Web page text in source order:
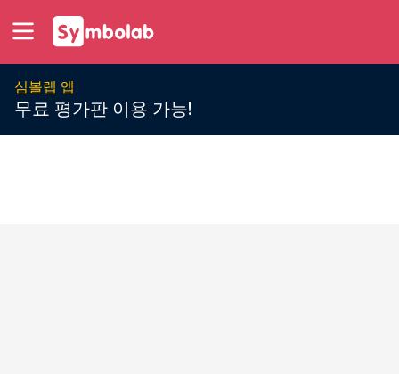
심볼랩 앱
무료 평가판 이용 가능!